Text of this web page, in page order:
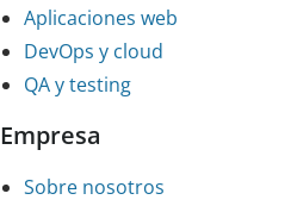
Aplicaciones web
DevOps y cloud
QA y testing
Empresa
Sobre nosotros